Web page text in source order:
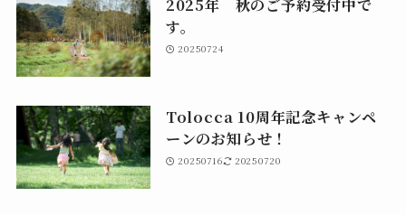
2025年 秋のご予約受付中で
す。
20250724
Tolocca 10周年記念キャンペ
ーンのお知らせ！
20250716 20250720